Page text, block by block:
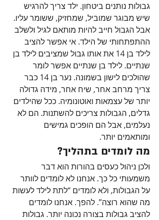
גבולות נותנים ביטחון. ילד צריך להרגיש
שיש מבוגר שמוביל, שמחזיק, ששומר עליו.
אבל הגבול חייב להיות מותאם לגיל ולשלב
ההתפתחותי של הילד. אי אפשר להציב
לילד בן 14 את אותו גבול שמציבים לילד בן
שנתיים. לילד בן שנתיים אפשר לומר
שהולכים לישון בשמונה. נער בן 14 כבר
צריך מרחב אחר, שיח אחר, מידה גדולה
יותר של עצמאות ואוטונומיה. ככל שהילדים
גדלים, הגבולות צריכים להשתנות. הם לא
נעלמים, אבל הם הופכים גמישים
ומותאמים יותר.
מה לומדים בתהליך?
ולכן ניהול כעסים בהורות הוא דבר
משמעותי כל כך. אנחנו לא לומדים לוותר
על הגבולות, ולא לומדים “לתת לילד לעשות
מה שהוא רוצה”. להפך. אנחנו לומדים
להציב גבולות בצורה נכונה יותר. גבולות